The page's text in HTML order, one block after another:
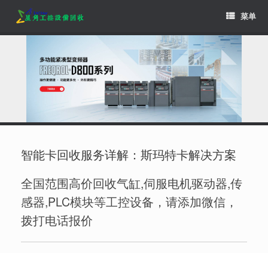
content
菜单
智能卡回收服务详解：斯玛特卡解决方案
全国范围高价回收气缸,伺服电机驱动器,传
感器,PLC模块等工控设备，请添加微信，
拨打电话报价